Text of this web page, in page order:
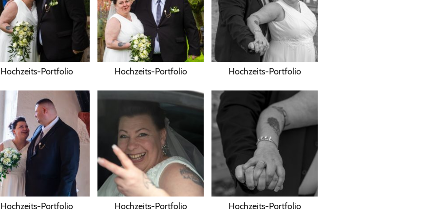
Hochzeits-Portfolio Hochzeits-Portfolio Hochzeits-Portfolio
Hochzeits-Portfolio Hochzeits-Portfolio Hochzeits-Portfolio